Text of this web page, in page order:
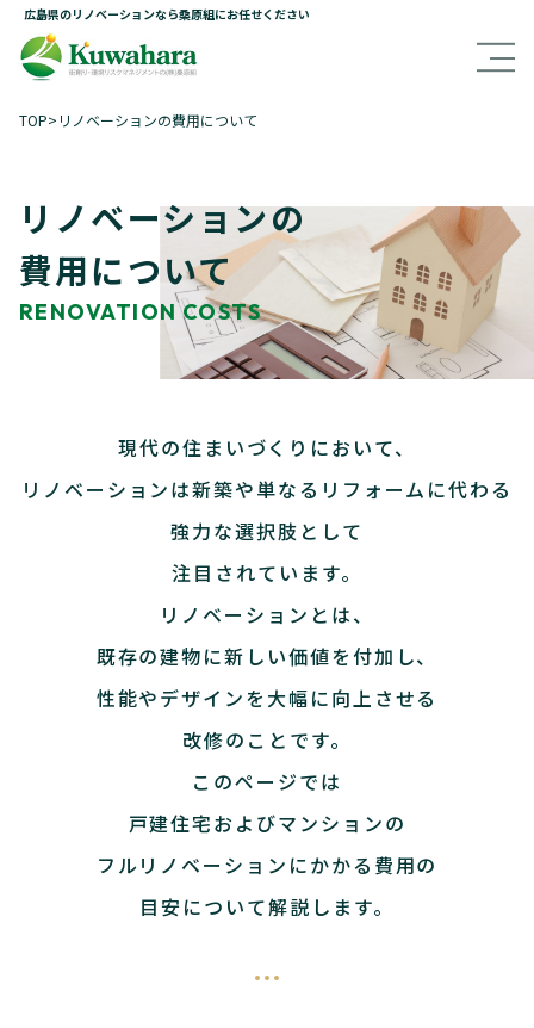
広島県のリノベーションなら桑原組にお任せください
TOP> リノベーションの費用について
リノベーションの
費用について
RENOVATION COSTS
現代の住まいづくりにおいて、
リノベーションは新築や単なるリフォームに代わる
強力な選択肢として
注目されています。
リノベーションとは、
既存の建物に新しい価値を付加し、
性能やデザインを大幅に向上させる
改修のことです。
このページでは
戸建住宅およびマンションの
フルリノベーションにかかる費用の
目安について解説します。